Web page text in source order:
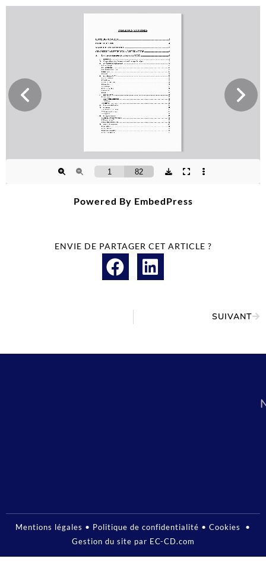
Powered By EmbedPress
ENVIE DE PARTAGER CET ARTICLE ?
SUIVANT
Mentions légales • Politique de confidentialité • Cookies •
Gestion du site par EC-CD.com